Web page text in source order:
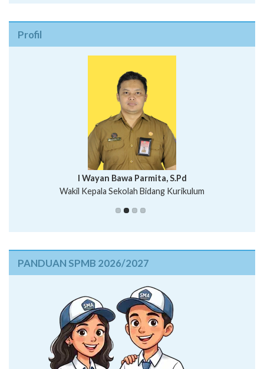
Profil
Putu Suhartana, S.Pd.
I Wayan Bawa Parmita, S.Pd
Wakil Kepala Sekolah Bidang Kurikulum
I Wayan Gede Aditya Pratita, S.Pd., M.Sn
Ni Wayan Nopi Sutantri, S.Pd.
PANDUAN SPMB 2026/2027